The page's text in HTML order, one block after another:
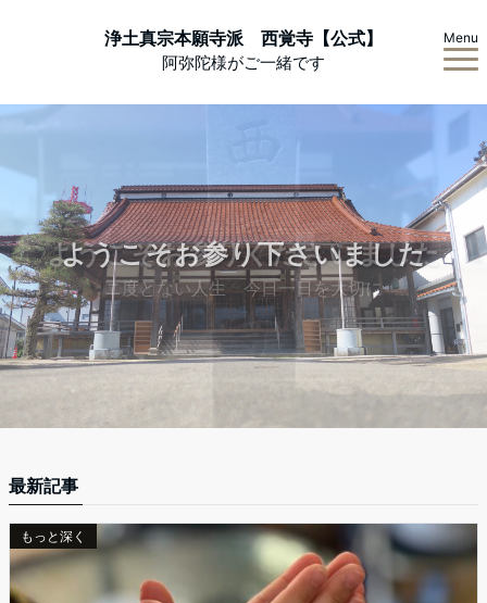
浄土真宗本願寺派 西覚寺【公式】
阿弥陀様がご一緒です
Menu
ようこそお参りくださいました
ニ度とない人生 今日一日を大切に
ようこそお参り下さいました
最新記事
もっと深く